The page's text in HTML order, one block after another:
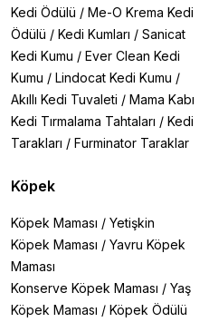
Kedi Ödülü / Me-O Krema Kedi
Ödülü / Kedi Kumları / Sanicat
Kedi Kumu / Ever Clean Kedi
Kumu / Lindocat Kedi Kumu /
Akıllı Kedi Tuvaleti / Mama Kabı
Kedi Tırmalama Tahtaları / Kedi
Tarakları / Furminator Taraklar
Köpek
Köpek Maması / Yetişkin
Köpek Maması / Yavru Köpek
Maması
Konserve Köpek Maması / Yaş
Köpek Maması / Köpek Ödülü